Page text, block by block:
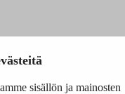
sisällön ja mainosten